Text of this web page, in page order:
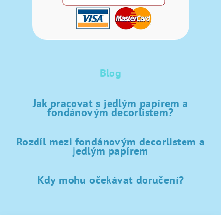
Blog
Jak pracovat s jedlým papírem a
fondánovým decorlistem?
Rozdíl mezi fondánovým decorlistem a
jedlým papírem
Kdy mohu očekávat doručení?